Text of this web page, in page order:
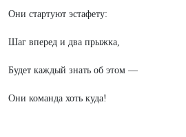
Они стартуют эстафету:
Шаг вперед и два прыжка,
Будет каждый знать об этом —
Они команда хоть куда!